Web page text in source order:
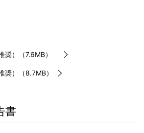
奨）（7.6MB）
奨）（8.7MB）
書